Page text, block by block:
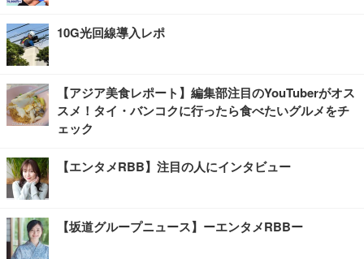
10G光回線導入レポ
【アジア美食レポート】編集部注目のYouTuberがオス
スメ！タイ・バンコクに行ったら食べたいグルメをチ
ェック
【エンタメRBB】注目の人にインタビュー
【坂道グループニュース】ーエンタメRBBー